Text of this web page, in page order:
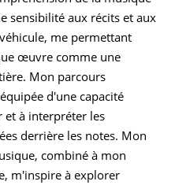
sensibilité aux récits et aux
me permettant
œuvre comme une
Mon parcours
d'une capacité
et à interpréter les
derrière les notes. Mon
combiné à mon
m'inspire à explorer